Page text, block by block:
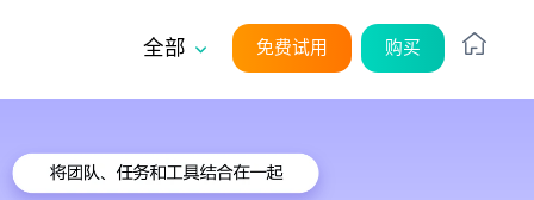
全部 免费试用 购买
平台